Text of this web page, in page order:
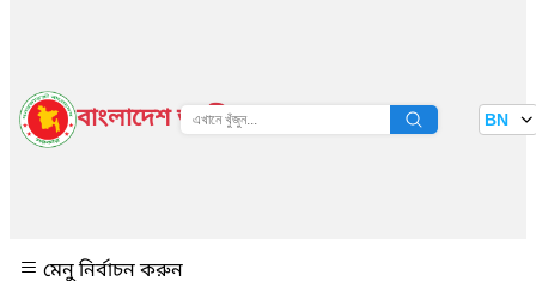
বাংলাদেশ জাতীয় তথ্য বাতায়ন BN
মেনু নির্বাচন করুন